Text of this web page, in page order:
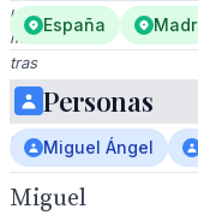
una
medalla
tras
un
éxito
deportivo.
Miguel
España
Personas
Miguel Ángel